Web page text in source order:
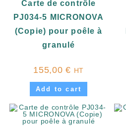
Carte de contrôle
PJ034-5 MICRONOVA
(Copie) pour poêle à
granulé
155,00€ HT
Add to cart